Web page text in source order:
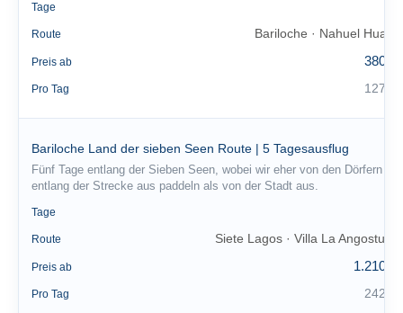
Tage
Route Bariloche · Nahuel Huapi
Preis ab 380 €
Pro Tag 127 €
Bariloche Land der sieben Seen Route | 5 Tagesausflug
Fünf Tage entlang der Sieben Seen, wobei wir eher von den Dörfern
entlang der Strecke aus paddeln als von der Stadt aus.
Tage
Route Siete Lagos · Villa La Angostura
Preis ab 1.210 €
Pro Tag 242 €